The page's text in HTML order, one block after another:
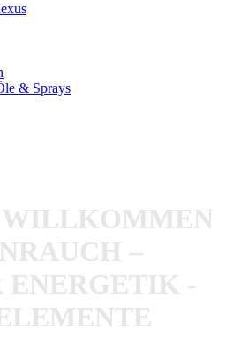
& Sprays
–
ENERGETIK -